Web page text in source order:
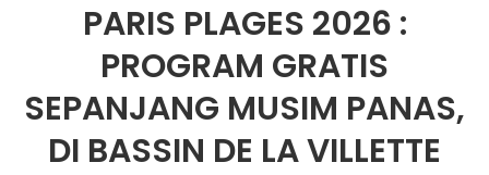
PARIS PLAGES 2026 :
PROGRAM GRATIS
SEPANJANG MUSIM PANAS,
DI BASSIN DE LA VILLETTE